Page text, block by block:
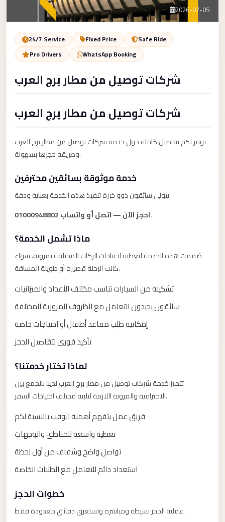
Contact Us
Book Now
2026-07-05
24/7 Service Fixed Price
Safe Ride
Pro Drivers
WhatsApp Booking
شركات توصيل من مطار برج العرب
شركات توصيل من مطار برج العرب
نوفر لكم تفاصيل كاملة حول خدمة شركات توصيل من مطار برج العرب
وطريقة حجزها بسهولة.
خدمة موثوقة بسائقين محترفين
يتولى سائقون ذوو خبرة تنفيذ هذه الخدمة بعناية ودقة.
احجز الآن — اتصل أو واتساب 01000948802.
ماذا تشمل الخدمة؟
صُممت هذه الخدمة لتغطية احتياجات الركاب المختلفة بمرونة، سواء
كانت الرحلة قصيرة أو طويلة المسافة.
تشكيلة من السيارات تناسب مختلف الأعداد والميزانيات
سائقون يجيدون التعامل مع الظروف المرورية المختلفة
إمكانية طلب مقاعد أطفال أو احتياجات خاصة
تأكيد فوري لتفاصيل الحجز
لماذا تختار خدمتنا؟
تتميز خدمة شركات توصيل من مطار برج العرب لدينا بالجمع بين
الاحترافية والمرونة اللازمة لتلبية مختلف احتياجات السفر.
فريق عمل يتفهم أهمية الوقت بالنسبة لكم
تغطية واسعة للمناطق والوجهات
تواصل واضح وشفاف من أول لحظة
استعداد دائم للتعامل مع الطلبات الخاصة
خطوات الحجز
عملية الحجز بسيطة ومباشرة وتستغرق دقائق معدودة فقط.
VIP
Limousine
Premium
airport
egypt
Cairo
from
Anywhere
Transfer
Airport
Transfer
Service
from
Airport
Transfer
from
Cairo
Airport
Alexandria
Transfer
Cairo
Airport